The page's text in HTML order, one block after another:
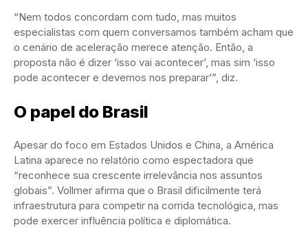
“Nem todos concordam com tudo, mas muitos
especialistas com quem conversamos também acham que
o cenário de aceleração merece atenção. Então, a
proposta não é dizer ‘isso vai acontecer’, mas sim ‘isso
pode acontecer e devemos nos preparar’”, diz.
O papel do Brasil
Apesar do foco em Estados Unidos e China, a América
Latina aparece no relatório como espectadora que
“reconhece sua crescente irrelevância nos assuntos
globais”. Vollmer afirma que o Brasil dificilmente terá
infraestrutura para competir na corrida tecnológica, mas
pode exercer influência política e diplomática.